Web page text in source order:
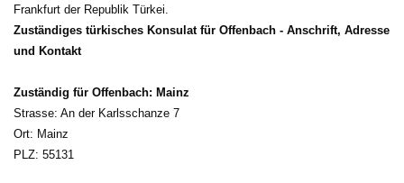
Frankfurt der Republik Türkei.
Zuständiges türkisches Konsulat für Offenbach - Anschrift, Adresse
und Kontakt
Zuständig für Offenbach: Mainz
Strasse: An der Karlsschanze 7
Ort: Mainz
PLZ: 55131